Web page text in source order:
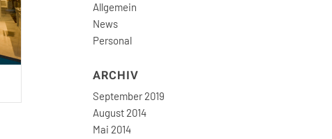
Allgemein
News
Personal
ARCHIV
September 2019
August 2014
Mai 2014